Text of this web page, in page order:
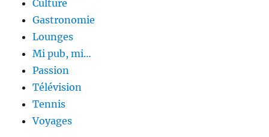
Culture
Gastronomie
Lounges
Mi pub, mi…
Passion
Télévision
Tennis
Voyages